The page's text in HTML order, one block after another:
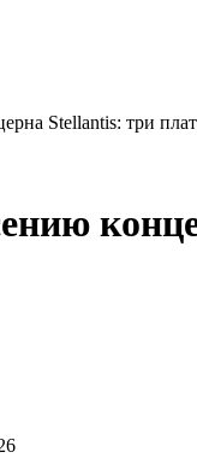
Stellantis: три